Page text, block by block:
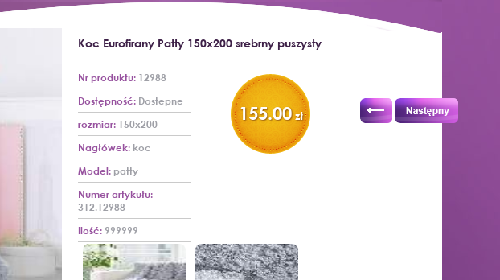
Koc Eurofirany Patty 150x200 srebrny puszysty
Nr produktu: 12988
Dostępność: Dostepne
rozmiar: 150x200
Nagłówek: koc
Model: patty
Numer artykułu:
312.12988
Ilość: 999999
155.00zł